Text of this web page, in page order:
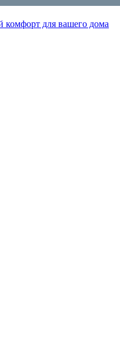
для вашего дома